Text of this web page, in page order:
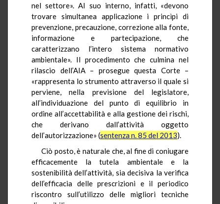
nel settore». Al suo interno, infatti, «devono
trovare simultanea applicazione i princìpi di
prevenzione, precauzione, correzione alla fonte,
informazione e partecipazione, che
caratterizzano l’intero sistema normativo
ambientale». Il procedimento che culmina nel
rilascio dell’AIA – prosegue questa Corte –
«rappresenta lo strumento attraverso il quale si
perviene, nella previsione del legislatore,
all’individuazione del punto di equilibrio in
ordine all’accettabilità e alla gestione dei rischi,
che derivano dall’attività oggetto
dell’autorizzazione» (sentenza n. 85 del 2013).
Ciò posto, è naturale che, al fine di coniugare
efficacemente la tutela ambientale e la
sostenibilità dell’attività, sia decisiva la verifica
dell’efficacia delle prescrizioni e il periodico
riscontro sull’utilizzo delle migliori tecniche